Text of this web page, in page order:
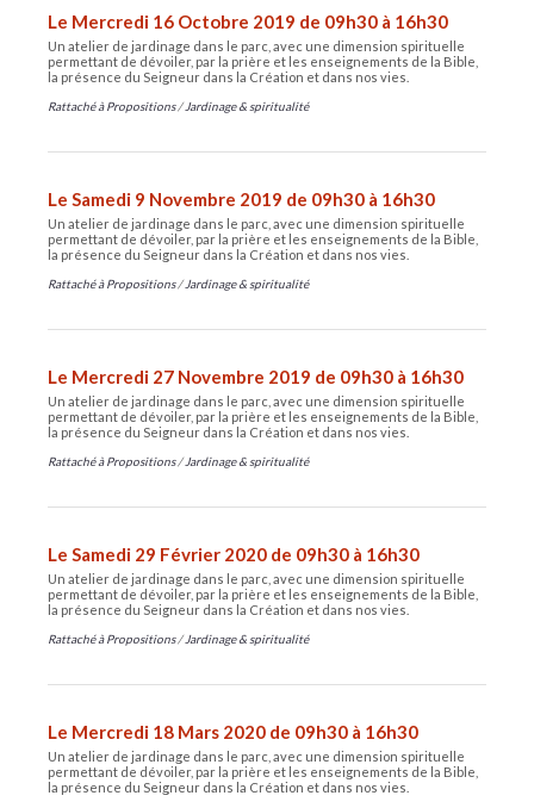
Le Mercredi 16 Octobre 2019 de 09h30 à 16h30
Un atelier de jardinage dans le parc, avec une dimension spirituelle
permettant de dévoiler, par la prière et les enseignements de la Bible,
la présence du Seigneur dans la Création et dans nos vies.
Rattaché à Propositions /Jardinage & spiritualité
Le Samedi 9 Novembre 2019 de 09h30 à 16h30
Un atelier de jardinage dans le parc, avec une dimension spirituelle
permettant de dévoiler, par la prière et les enseignements de la Bible,
la présence du Seigneur dans la Création et dans nos vies.
Rattaché à Propositions /Jardinage & spiritualité
Le Mercredi 27 Novembre 2019 de 09h30 à 16h30
Un atelier de jardinage dans le parc, avec une dimension spirituelle
permettant de dévoiler, par la prière et les enseignements de la Bible,
la présence du Seigneur dans la Création et dans nos vies.
Rattaché à Propositions /Jardinage & spiritualité
Le Samedi 29 Février 2020 de 09h30 à 16h30
Un atelier de jardinage dans le parc, avec une dimension spirituelle
permettant de dévoiler, par la prière et les enseignements de la Bible,
la présence du Seigneur dans la Création et dans nos vies.
Rattaché à Propositions /Jardinage & spiritualité
Le Mercredi 18 Mars 2020 de 09h30 à 16h30
Un atelier de jardinage dans le parc, avec une dimension spirituelle
permettant de dévoiler, par la prière et les enseignements de la Bible,
la présence du Seigneur dans la Création et dans nos vies.